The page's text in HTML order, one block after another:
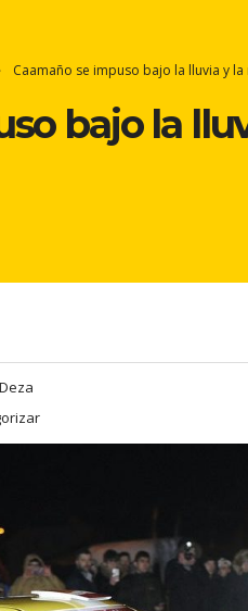
Caamaño se impuso bajo la lluvia y
bajo la